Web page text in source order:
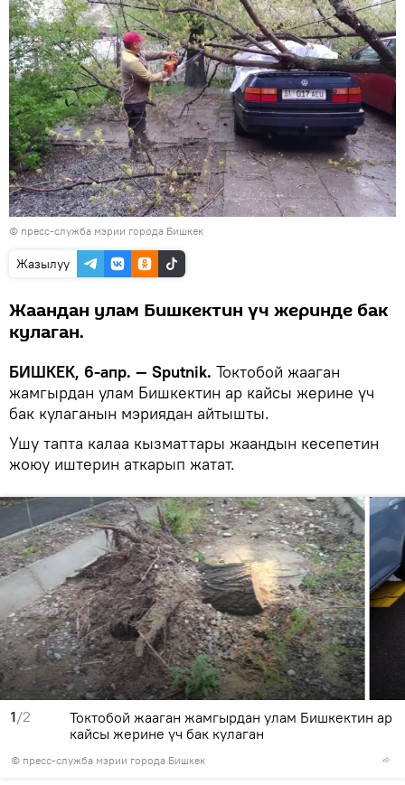
© пресс-служба мэрии города Бишкек
Жазылуу
Жаандан улам Бишкектин үч жеринде бак
кулаган.
БИШКЕК, 6-апр. — Sputnik. Токтобой жааган
жамгырдан улам Бишкектин ар кайсы жерине үч
бак кулаганын мэриядан айтышты.
Ушу тапта калаа кызматтары жаандын кесепетин
жоюу иштерин аткарып жатат.
1/2
© пресс-служба мэрии города Бишкек
Токтобой жааган жамгырдан улам Бишкектин ар
кайсы жерине үч бак кулаган